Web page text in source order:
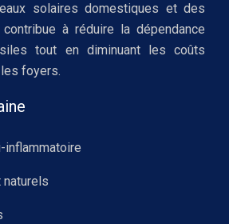
solaires domestiques et des
à réduire la dépendance
tout en diminuant les coûts
foyers.
inflammatoire